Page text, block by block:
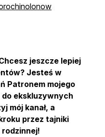
jeszcze lepiej
Jesteś w
Patronem mojego
ekskluzywnych
mój kanał, a
przez tajniki